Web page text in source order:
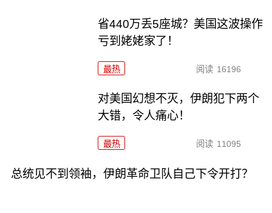
省440万丢5座城？美国这波操作
亏到姥姥家了！
最热 阅读 16196
对美国幻想不灭，伊朗犯下两个
大错，令人痛心！
最热 阅读 11095
总统见不到领袖，伊朗革命卫队自己下令开打？